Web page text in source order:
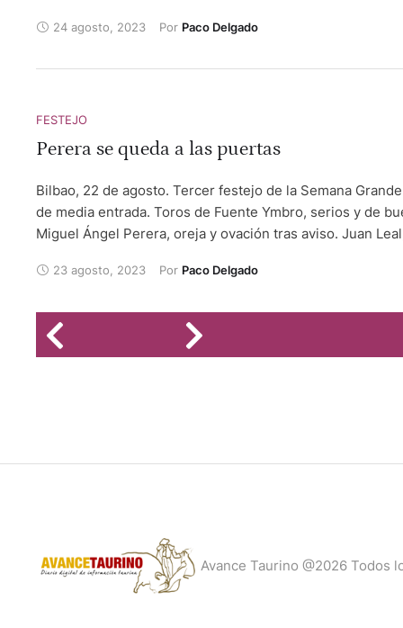
Marcos del Rincón, silencio y silencio. Olga Casado,
24 agosto, 2023 Por Paco Delgado
FESTEJO
Perera se queda a las puertas
Bilbao, 22 de agosto. Tercer festejo de la Semana
de media entrada. Toros de Fuente Ymbro, serios y de
Miguel Ángel Perera, oreja y ovación tras aviso. Juan
23 agosto, 2023 Por Paco Delgado
Avance Taurino @2026 Todos